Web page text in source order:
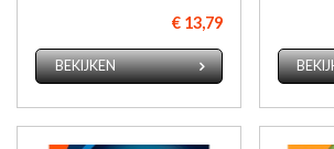
€ 13,79
BEKIJKEN